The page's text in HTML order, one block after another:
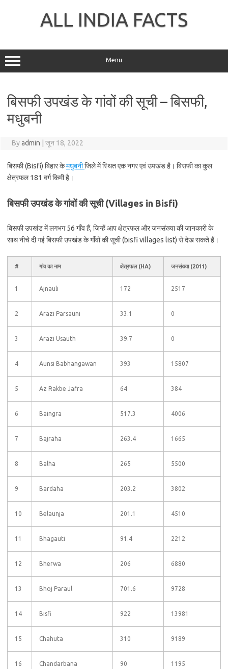
ALL INDIA FACTS
Menu
बिसफी उपखंड के गांवों की सूची – बिसफी,
मधुबनी
Byadmin जून 18, 2022
बिसफी (Bisfi) बिहार केमधुबनीजिले में स्थित एक नगर एवं उपखंड है। बिसफी का कुल
क्षेत्रफल 181 वर्ग किमी है।
बिसफी उपखंड के गांवों की सूची (Villages in Bisfi)
बिसफी उपखंड में लगभग 56 गाँव हैं, जिन्हें आप क्षेत्रफल और जनसंख्या की जानकारी के
साथ नीचे दी गई बिसफी उपखंड के गाँवों की सूची (bisfi villages list) से देख सकते हैं।
# गांव का नाम क्षेत्रफल (HA) जनसंख्या (2011)
1 Ajnauli 172 2517
2 Arazi Parsauni 33.1 0
3 Arazi Usauth 39.7 0
4 Aunsi Babhangawan 393 15807
5 Az Rakbe Jafra 64 384
6 Baingra 517.3 4006
7 Bajraha 263.4 1665
8 Balha 265 5500
9 Bardaha 203.2 3802
10 Belaunja 201.1 4510
11 Bhagauti 91.4 2212
12 Bherwa 206 6880
13 Bhoj Paraul 701.6 9728
14 Bisfi 922 13981
15 Chahuta 310 9189
16 Chandarbana 90 1195